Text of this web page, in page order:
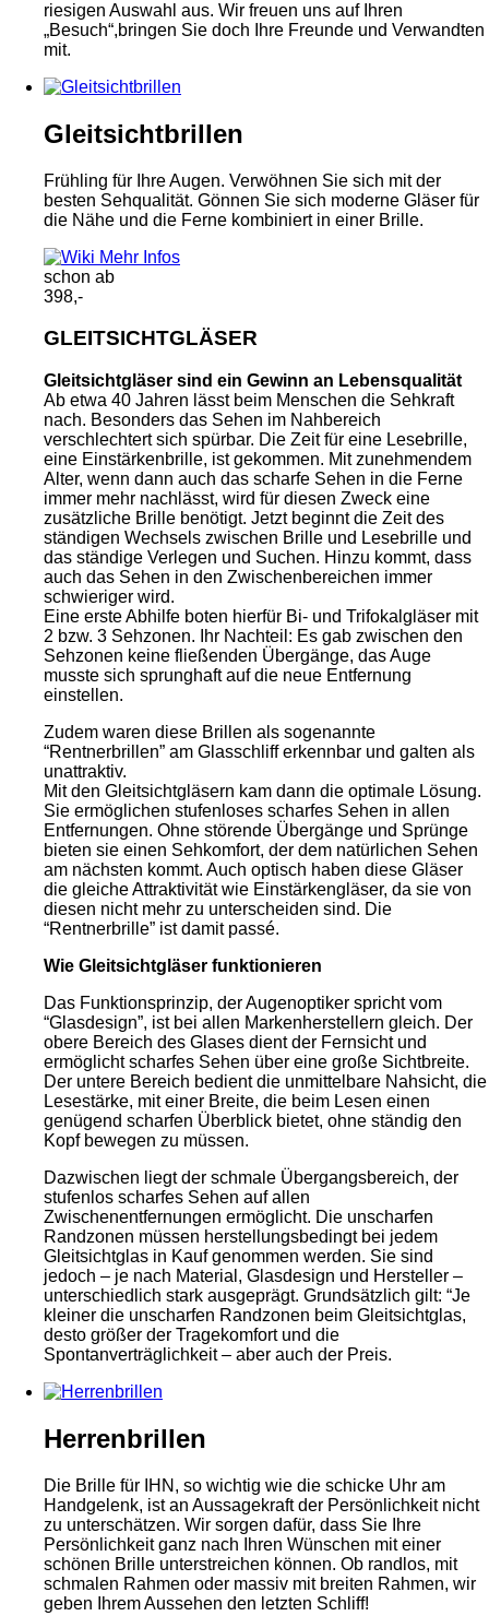
riesigen Auswahl aus. Wir freuen uns auf Ihren
„Besuch“,bringen Sie doch Ihre Freunde und Verwandten
mit.
Gleitsichtbrillen
Frühling für Ihre Augen. Verwöhnen Sie sich mit der
besten Sehqualität. Gönnen Sie sich moderne Gläser für
die Nähe und die Ferne kombiniert in einer Brille.
Mehr Infos
schon ab
398,-
GLEITSICHTGLÄSER
Gleitsichtgläser sind ein Gewinn an Lebensqualität
Ab etwa 40 Jahren lässt beim Menschen die Sehkraft
nach. Besonders das Sehen im Nahbereich
verschlechtert sich spürbar. Die Zeit für eine Lesebrille,
eine Einstärkenbrille, ist gekommen. Mit zunehmendem
Alter, wenn dann auch das scharfe Sehen in die Ferne
immer mehr nachlässt, wird für diesen Zweck eine
zusätzliche Brille benötigt. Jetzt beginnt die Zeit des
ständigen Wechsels zwischen Brille und Lesebrille und
das ständige Verlegen und Suchen. Hinzu kommt, dass
auch das Sehen in den Zwischenbereichen immer
schwieriger wird.
Eine erste Abhilfe boten hierfür Bi- und Trifokalgläser mit
2 bzw. 3 Sehzonen. Ihr Nachteil: Es gab zwischen den
Sehzonen keine fließenden Übergänge, das Auge
musste sich sprunghaft auf die neue Entfernung
einstellen.
Zudem waren diese Brillen als sogenannte
“Rentnerbrillen” am Glasschliff erkennbar und galten als
unattraktiv.
Mit den Gleitsichtgläsern kam dann die optimale Lösung.
Sie ermöglichen stufenloses scharfes Sehen in allen
Entfernungen. Ohne störende Übergänge und Sprünge
bieten sie einen Sehkomfort, der dem natürlichen Sehen
am nächsten kommt. Auch optisch haben diese Gläser
die gleiche Attraktivität wie Einstärkengläser, da sie von
diesen nicht mehr zu unterscheiden sind. Die
“Rentnerbrille” ist damit passé.
Wie Gleitsichtgläser funktionieren
Das Funktionsprinzip, der Augenoptiker spricht vom
“Glasdesign”, ist bei allen Markenherstellern gleich. Der
obere Bereich des Glases dient der Fernsicht und
ermöglicht scharfes Sehen über eine große Sichtbreite.
Der untere Bereich bedient die unmittelbare Nahsicht, die
Lesestärke, mit einer Breite, die beim Lesen einen
genügend scharfen Überblick bietet, ohne ständig den
Kopf bewegen zu müssen.
Dazwischen liegt der schmale Übergangsbereich, der
stufenlos scharfes Sehen auf allen
Zwischenentfernungen ermöglicht. Die unscharfen
Randzonen müssen herstellungsbedingt bei jedem
Gleitsichtglas in Kauf genommen werden. Sie sind
jedoch – je nach Material, Glasdesign und Hersteller –
unterschiedlich stark ausgeprägt. Grundsätzlich gilt: “Je
kleiner die unscharfen Randzonen beim Gleitsichtglas,
desto größer der Tragekomfort und die
Spontanverträglichkeit – aber auch der Preis.
Herrenbrillen
Die Brille für IHN , so wichtig wie die schicke Uhr am
Handgelenk, ist an Aussagekraft der Persönlichkeit nicht
zu unterschätzen. Wir sorgen dafür, dass Sie Ihre
Persönlichkeit ganz nach Ihren Wünschen mit einer
schönen Brille unterstreichen können. Ob randlos, mit
schmalen Rahmen oder massiv mit breiten Rahmen, wir
geben Ihrem Aussehen den letzten Schliff!